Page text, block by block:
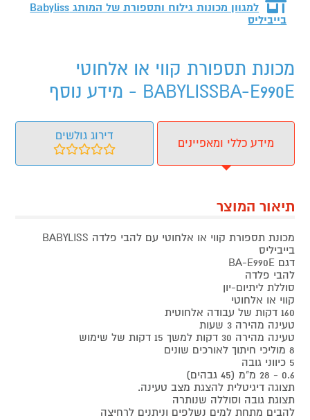
למגוון מכונות גילוח ותספורת של המותג Babyliss
בייביליס
מכונת תספורת קווי או אלחוטי
BABYLISSBA-E990E - מידע נוסף
מידע כללי ומאפיינים
דירוג גולשים
תיאור המוצר
מכונת תספורת קווי או אלחוטי עם להבי פלדה BABYLISS
בייביליס
דגם BA-E990E
להבי פלדה
סוללת ליתיום-יון
קווי או אלחוטי
160 דקות של עבודה אלחוטית
טעינה מהירה 3 שעות
טעינה מהירה 30 דקות למשך 15 דקות של שימוש
8 מוליכי חיתוך לאורכים שונים
5 כיווני גובה
0.6 - 28 מ"מ (45 גבהים)
תצוגה דיגיטלית להצגת מצב טעינה.
תצוגת גובה וסוללה שנותרה
להבים מתחת למים נשלפים וניתנים לרחיצה